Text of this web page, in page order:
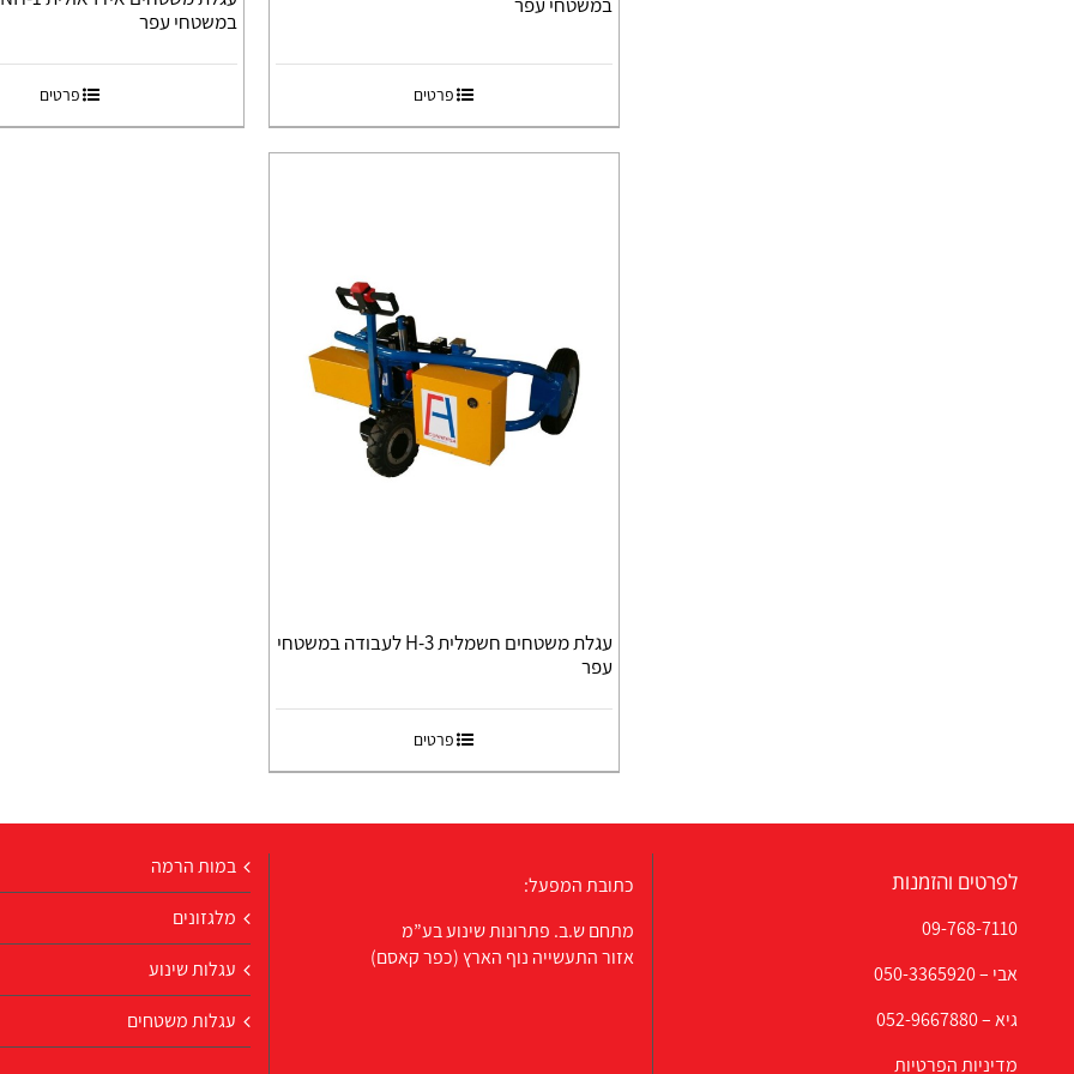
פרטים
במשטחי עפר
פרטים
עגלת משטחים חשמלית H-3 לעבודה במשטחי
עפר
פרטים
לפרטים והזמנות
09-768-7110
אבי –050-3365920
גיא –052-9667880
מדיניות הפרטיות
כתובת המפעל:
מתחם ש.ב. פתרונות שינוע בע”מ
אזור התעשייה נוף הארץ (כפר קאסם)
במות הרמה
מלגזונים
עגלות שינוע
עגלות משטחים